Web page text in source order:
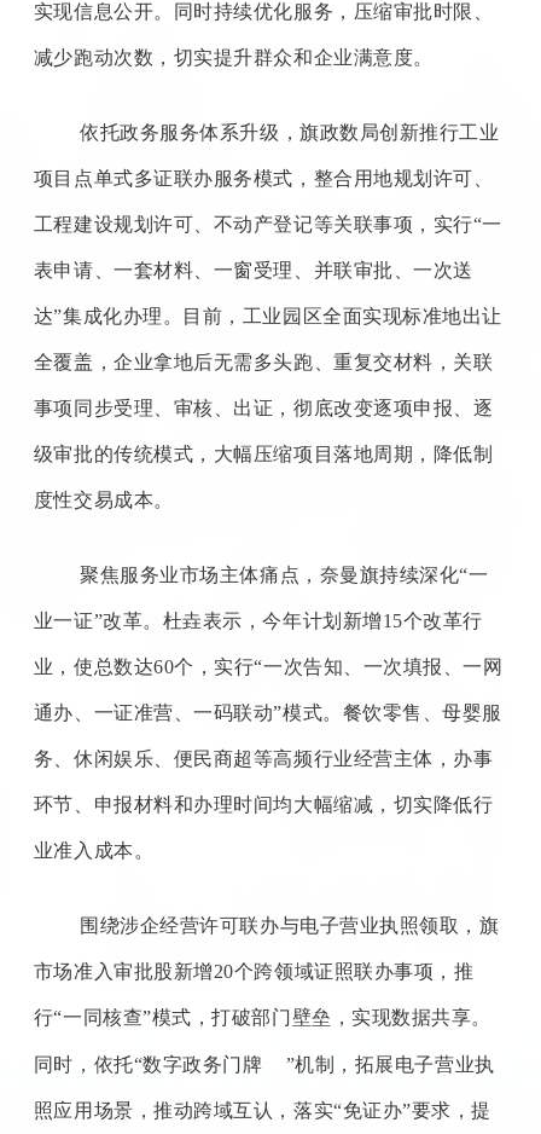
实现信息公开。同时持续优化服务，压缩审批时限、
减少跑动次数，切实提升群众和企业满意度。
依托政务服务体系升级，旗政数局创新推行工业
项目点单式多证联办服务模式，整合用地规划许可、
工程建设规划许可、不动产登记等关联事项，实行“一
表申请、一套材料、一窗受理、并联审批、一次送
达”集成化办理。目前，工业园区全面实现标准地出让
全覆盖，企业拿地后无需多头跑、重复交材料，关联
事项同步受理、审核、出证，彻底改变逐项申报、逐
级审批的传统模式，大幅压缩项目落地周期，降低制
度性交易成本。
聚焦服务业市场主体痛点，奈曼旗持续深化“一
业一证”改革。杜垚表示，今年计划新增15个改革行
业，使总数达60个，实行“一次告知、一次填报、一网
通办、一证准营、一码联动”模式。餐饮零售、母婴服
务、休闲娱乐、便民商超等高频行业经营主体，办事
环节、申报材料和办理时间均大幅缩减，切实降低行
业准入成本。
围绕涉企经营许可联办与电子营业执照领取，旗
市场准入审批股新增20个跨领域证照联办事项，推
行“一同核查”模式，打破部门壁垒，实现数据共享。
同时，依托“数字政务门牌 ”机制，拓展电子营业执
照应用场景，推动跨域互认，落实“免证办”要求，提